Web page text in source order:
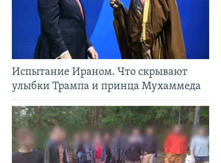
Испытание Ираном. Что скрывают
улыбки Трампа и принца Мухаммеда